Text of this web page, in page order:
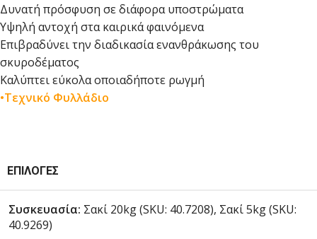
Δυνατή πρόσφυση σε διάφορα υποστρώματα
Υψηλή αντοχή στα καιρικά φαινόμενα
Επιβραδύνει την διαδικασία ενανθράκωσης του
σκυροδέματος
Καλύπτει εύκολα οποιαδήποτε ρωγμή
•Τεχνικό Φυλλάδιο
ΕΠΙΛΟΓΈΣ
Συσκευασία: Σακί 20kg (SKU: 40.7208), Σακί 5kg (SKU:
40.9269)